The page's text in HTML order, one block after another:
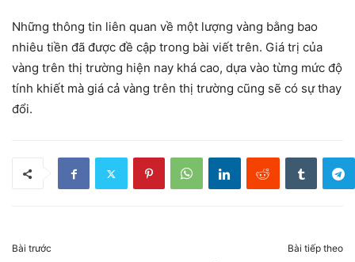
Những thông tin liên quan về một lượng vàng bằng bao
nhiêu tiền đã được đề cập trong bài viết trên. Giá trị của
vàng trên thị trường hiện nay khá cao, dựa vào từng mức độ
tính khiết mà giá cả vàng trên thị trường cũng sẽ có sự thay
đổi.
Bài trước Bài tiếp theo